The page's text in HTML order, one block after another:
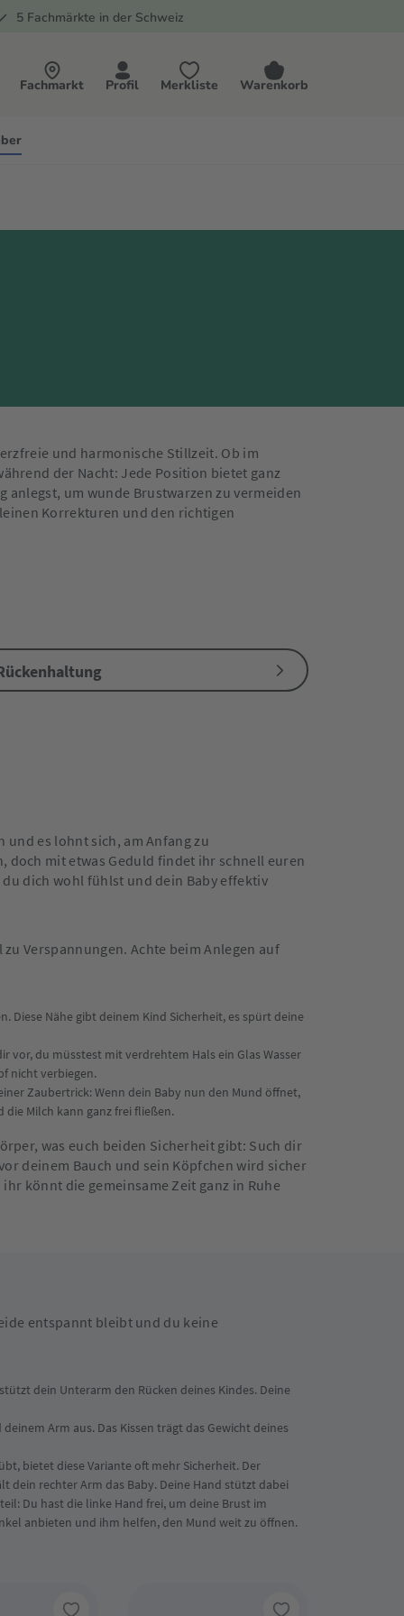
5 Fachmärkte in der Schweiz
Fachmarkt Profil Merkliste Warenkorb
und harmonische Stillzeit. Ob im
der Nacht: Jede Position bietet ganz
anlegst, um wunde Brustwarzen zu vermeiden
Korrekturen und den richtigen
es lohnt sich, am Anfang zu
doch mit etwas Geduld findet ihr schnell euren
dich wohl fühlst und dein Baby effektiv
Verspannungen. Achte beim Anlegen auf
Diese Nähe gibt deinem Kind Sicherheit, es spürt deine
vor, du müsstest mit verdrehtem Hals ein Glas Wasser
nicht verbiegen.
Zaubertrick: Wenn dein Baby nun den Mund öffnet,
die Milch kann ganz frei fließen.
was euch beiden Sicherheit gibt: Such dir
deinem Bauch und sein Köpfchen wird sicher
könnt die gemeinsame Zeit ganz in Ruhe
entspannt bleibt und du keine
dein Unterarm den Rücken deines Kindes. Deine
Arm aus. Das Kissen trägt das Gewicht deines
bietet diese Variante oft mehr Sicherheit. Der
rechter Arm das Baby. Deine Hand stützt dabei
Du hast die linke Hand frei, um deine Brust im
anbieten und ihm helfen, den Mund weit zu öffnen.